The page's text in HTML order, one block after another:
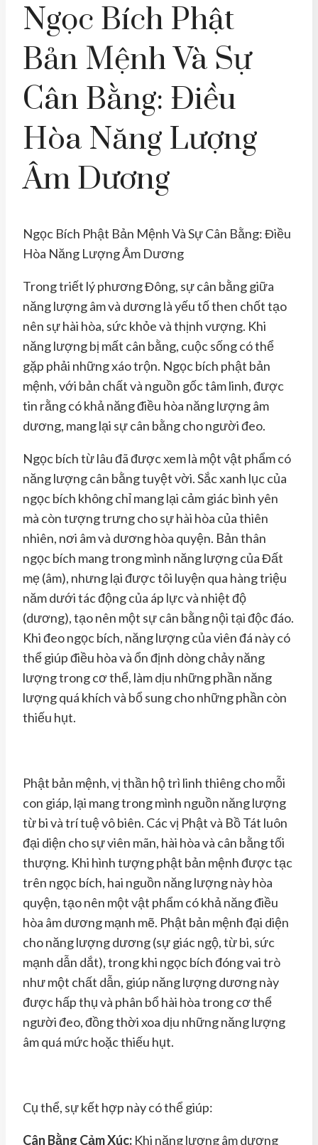
Ngọc Bích Phật
Bản Mệnh Và Sự
Cân Bằng: Điều
Hòa Năng Lượng
Âm Dương
Ngọc Bích Phật Bản Mệnh Và Sự Cân Bằng: Điều
Hòa Năng Lượng Âm Dương
Trong triết lý phương Đông, sự cân bằng giữa
năng lượng âm và dương là yếu tố then chốt tạo
nên sự hài hòa, sức khỏe và thịnh vượng. Khi
năng lượng bị mất cân bằng, cuộc sống có thể
gặp phải những xáo trộn. Ngọc bích phật bản
mệnh, với bản chất và nguồn gốc tâm linh, được
tin rằng có khả năng điều hòa năng lượng âm
dương, mang lại sự cân bằng cho người đeo.
Ngọc bích từ lâu đã được xem là một vật phẩm có
năng lượng cân bằng tuyệt vời. Sắc xanh lục của
ngọc bích không chỉ mang lại cảm giác bình yên
mà còn tượng trưng cho sự hài hòa của thiên
nhiên, nơi âm và dương hòa quyện. Bản thân
ngọc bích mang trong mình năng lượng của Đất
mẹ (âm), nhưng lại được tôi luyện qua hàng triệu
năm dưới tác động của áp lực và nhiệt độ
(dương), tạo nên một sự cân bằng nội tại độc đáo.
Khi đeo ngọc bích, năng lượng của viên đá này có
thể giúp điều hòa và ổn định dòng chảy năng
lượng trong cơ thể, làm dịu những phần năng
lượng quá khích và bổ sung cho những phần còn
thiếu hụt.
Phật bản mệnh, vị thần hộ trì linh thiêng cho mỗi
con giáp, lại mang trong mình nguồn năng lượng
từ bi và trí tuệ vô biên. Các vị Phật và Bồ Tát luôn
đại diện cho sự viên mãn, hài hòa và cân bằng tối
thượng. Khi hình tượng phật bản mệnh được tạc
trên ngọc bích, hai nguồn năng lượng này hòa
quyện, tạo nên một vật phẩm có khả năng điều
hòa âm dương mạnh mẽ. Phật bản mệnh đại diện
cho năng lượng dương (sự giác ngộ, từ bi, sức
mạnh dẫn dắt), trong khi ngọc bích đóng vai trò
như một chất dẫn, giúp năng lượng dương này
được hấp thụ và phân bổ hài hòa trong cơ thể
người đeo, đồng thời xoa dịu những năng lượng
âm quá mức hoặc thiếu hụt.
Cụ thể, sự kết hợp này có thể giúp:
Cân Bằng Cảm Xúc: Khi năng lượng âm dương